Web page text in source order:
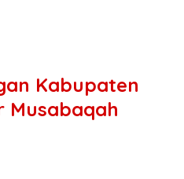
Kabupaten
Musabaqah